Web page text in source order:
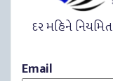
દર મહિને
Email